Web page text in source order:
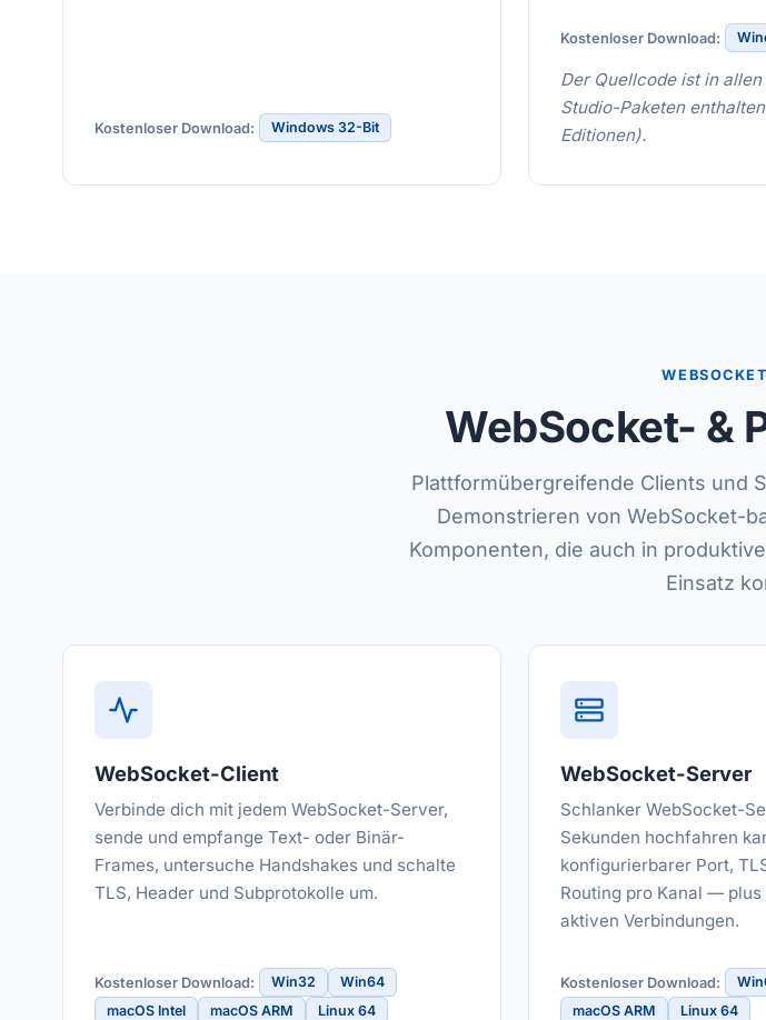
Kostenloser Download: Windows 32-Bit
Kostenloser Download:
Der Quellcode ist in allen
Studio-Paketen
Editionen).
WebSocket- &
Plattformübergreifende Clients und
Demonstrieren von WebSocket-
Komponenten, die auch in
Einsatz
WebSocket-Client
Verbinde dich mit jedem WebSocket-Server,
sende und empfange Text- oder Binär-
Frames, untersuche Handshakes und schalte
TLS, Header und Subprotokolle um.
Kostenloser Download: Win32
Win64
macOS Intel
macOS ARM Linux 64
WebSocket-Server
Schlanker WebSocket-
Sekunden hochfahren
konfigurierbarer Port,
Routing pro Kanal —
aktiven Verbindungen.
Kostenloser Download:
macOS ARM
Linux 64